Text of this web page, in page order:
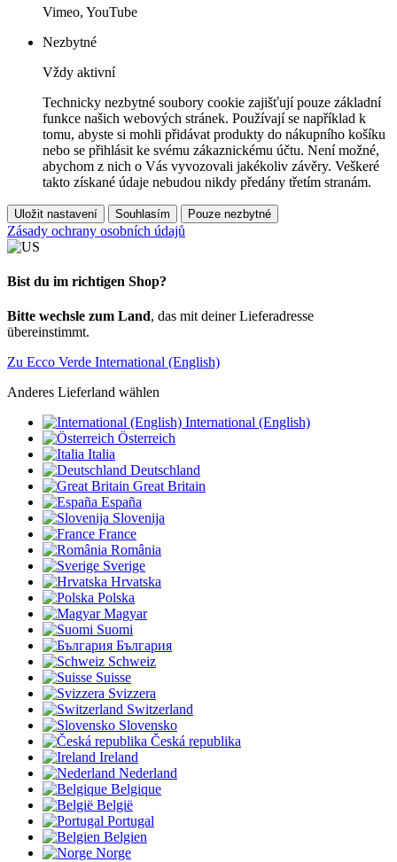
Vimeo, YouTube
Nezbytné
Vždy aktivní
Technicky nezbytné soubory cookie zajišťují pouze základní
funkce našich webových stránek. Používají se například k
tomu, abyste si mohli přidávat produkty do nákupního košíku
nebo se přihlásit ke svému zákaznickému účtu. Není možné,
abychom z nich o Vás vyvozovali jakékoliv závěry. Veškeré
takto získané údaje nebudou nikdy předány třetím stranám.
Uložit nastavení Souhlasím Pouze nezbytné
Zásady ochrany osobních údajů
Bist du im richtigen Shop?
Bitte wechsle zum Land, das mit deiner Lieferadresse
übereinstimmt.
Zu Ecco Verde International (English)
Anderes Lieferland wählen
International (English)
Österreich
Italia
Deutschland
Great Britain
España
Slovenija
France
România
Sverige
Hrvatska
Polska
Magyar
Suomi
България
Schweiz
Suisse
Svizzera
Switzerland
Slovensko
Česká republika
Ireland
Nederland
Belgique
België
Portugal
Belgien
Norge